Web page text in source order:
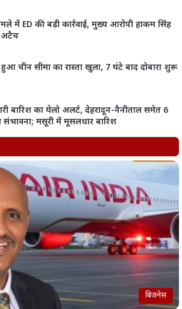
में ED की बड़ी कार्रवाई, मुख्य आरोपी हाकम सिंह
अटैच
चीन सीमा का रास्ता खुला, 7 घंटे बाद दोबारा शुरू
बारिश का येलो अलर्ट, देहरादून-नैनीताल समेत 6
संभावना; मसूरी में मूसलधार बारिश
बिज़नेस